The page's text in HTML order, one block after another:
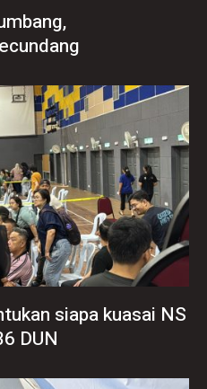
siapa kuasai NS
DUN